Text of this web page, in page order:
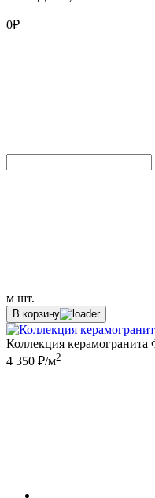
0₽
м шт.
В корзину
Коллекция
4 350 ₽/м2